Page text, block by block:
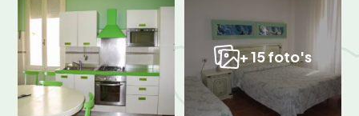
+ 15 foto's